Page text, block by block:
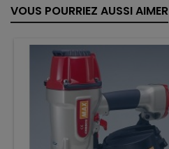
VOUS POURRIEZ AUSSI AIMER